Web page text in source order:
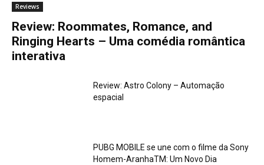
Reviews
Review: Roommates, Romance, and
Ringing Hearts – Uma comédia romântica
interativa
Review: Astro Colony – Automação
espacial
PUBG MOBILE se une com o filme da Sony
Homem-AranhaTM: Um Novo Dia